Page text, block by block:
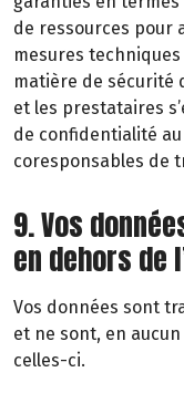
de ressources pour
mesures
matière de sécurité
et les prestataires
de confidentialité
coresponsables de
9. Vos
en dehors de
Vos données sont
et ne sont, en
celles-ci.